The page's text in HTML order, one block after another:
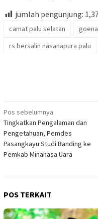
jumlah pengunjung:
camat palu selatan
rs bersalin nasanapura palu
Navigasi
pos
Pos sebelumnya
Tingkatkan Pengalaman dan
Pengetahuan, Pemdes
Pasangkayu Studi Banding ke
Pemkab Minahasa Uara
POS TERKAIT